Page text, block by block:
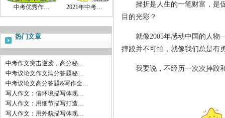
中考优秀作… 2021年中考…
热门文章
中考作文突击逆袭，高分秘…
中考议论文作文满分答题秘…
中考议论文高分答题&写作全…
写人作文：借环境描写体现…
写人作文：用细节描写打造…
写人作文：用外貌描写体现…
挫折是人生的一笔财富，是促
目的光彩？
就像2005年感动中国的人物
摔跤并不可怕，就像我们总是有
我要说，不经历一次次摔跤和